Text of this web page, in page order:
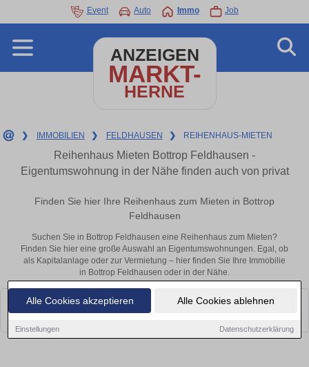
Alle Cookies akzeptieren Alle Cookies ablehnen
Einstellungen Datenschutzerklärung
Event Auto Immo Job
ANZEIGEN
MARKT-
HERNE
❯ IMMOBILIEN ❯ FELDHAUSEN ❯ REIHENHAUS-MIETEN
Reihenhaus Mieten Bottrop Feldhausen -
Eigentumswohnung in der Nähe finden auch von privat
Finden Sie hier Ihre Reihenhaus zum Mieten in Bottrop
Feldhausen
Suchen Sie in Bottrop Feldhausen eine Reihenhaus zum Mieten?
Finden Sie hier eine große Auswahl an Eigentumswohnungen. Egal, ob
als Kapitalanlage oder zur Vermietung – hier finden Sie Ihre Immobilie
in Bottrop Feldhausen oder in der Nähe.
Leider konnten wir derzeit keine passenden Objekte finden. Schauen Sie
bald wieder vorbei!